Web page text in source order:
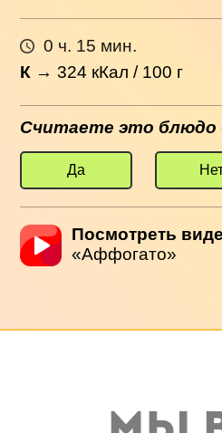
0 ч. 15 мин.
К →324 кКал / 100 г
Считаете это
Да
Посмотреть
«Аффогато»